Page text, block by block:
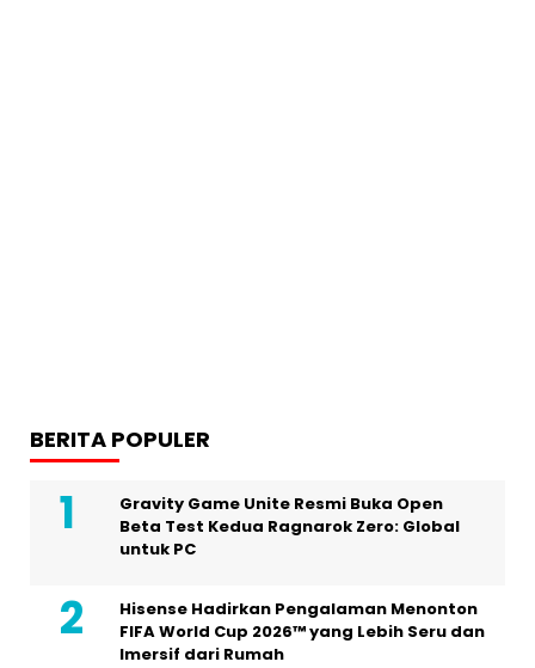
BERITA POPULER
Gravity Game Unite Resmi Buka Open
Beta Test Kedua Ragnarok Zero: Global
untuk PC
Hisense Hadirkan Pengalaman Menonton
FIFA World Cup 2026™ yang Lebih Seru dan
Imersif dari Rumah